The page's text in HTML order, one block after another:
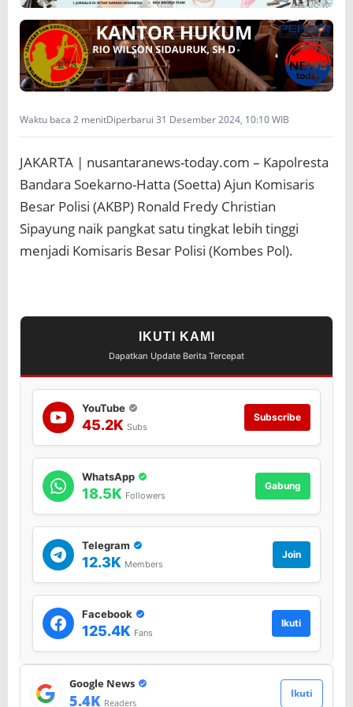
a
n
d
a
r
S
o
k
a
r
n
o
a
N
P
a
n
g
k
a
*
Waktu baca 2 menitDiperbarui 31 Desember 2024, 10:10 WIB
JAKARTA | nusantaranews-today.com – Kapolresta
Bandara Soekarno-Hatta (Soetta) Ajun Komisaris
Besar Polisi (AKBP) Ronald Fredy Christian
Sipayung naik pangkat satu tingkat lebih tinggi
menjadi Komisaris Besar Polisi (Kombes Pol).
IKUTI KAMI
Dapatkan Update Berita Tercepat
YouTube
45.2K Subs
Subscribe
WhatsApp
18.5K Followers
Gabung
Telegram
12.3K Members
Join
Facebook
125.4K Fans
Ikuti
Google News
5.4K Readers
Ikuti